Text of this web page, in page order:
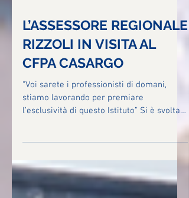
10 gen 2019 Tempo di lettura: 2 min
L’ASSESSORE REGIONALE
RIZZOLI IN VISITA AL
CFPA CASARGO
l’esclusività di questo Istituto” Si è svolta
ieri, mercoledì 9...